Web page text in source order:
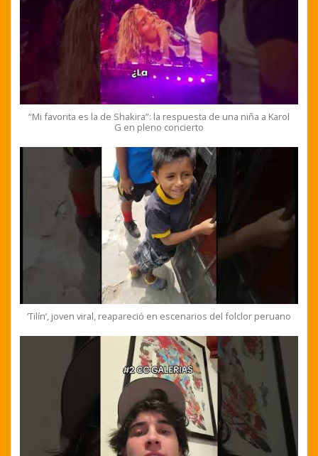
“Mi favorita es la de Shakira”: la respuesta de una niña a Karol
G en pleno concierto
‘Tilín’, joven viral, reapareció en escenarios del folclor peruano